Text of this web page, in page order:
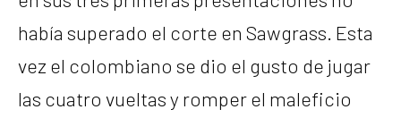
había superado el corte en Sawgrass. Esta
vez el colombiano se dio el gusto de jugar
las cuatro vueltas y romper el maleficio